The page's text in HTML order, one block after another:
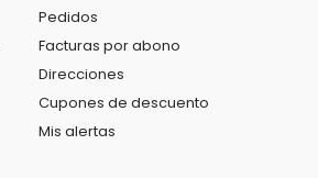
Pedidos
Facturas por abono
Direcciones
Cupones de descuento
Mis alertas